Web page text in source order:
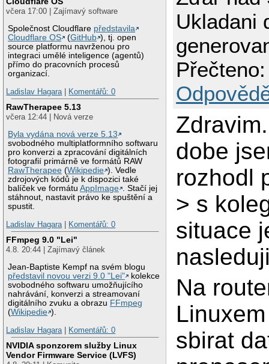
včera 17:00 | Zajímavý software
Společnost Cloudflare představila
Cloudflare OS
(GitHub ), tj. open
source platformu navrženou pro
integraci umělé inteligence (agentů)
přímo do pracovních procesů
organizací.
Ladislav Hagara
Komentářů: 0
RawTherapee 5.13
včera 12:44 | Nová verze
Byla vydána nová verze 5.13
svobodného multiplatformního softwaru
pro konverzi a zpracování digitálních
fotografií primárně ve formátů RAW
RawTherapee (Wikipedie ). Vedle
zdrojových kódů je k dispozici také
balíček ve formátuAppImage . Stačí jej
stáhnout, nastavit právo ke spuštění a
spustit.
Ladislav Hagara
Komentářů: 0
FFmpeg 9.0 "Lei"
4.8. 20:44 | Zajímavý článek
Jean-Baptiste Kempf na svém blogu
představil novou verzi 9.0 "Lei"
kolekce
svobodného softwaru umožňujícího
nahrávání, konverzi a streamovaní
digitálního zvuku a obrazu FFmpeg
(Wikipedie ).
Ladislav Hagara
Komentářů: 0
NVIDIA sponzorem služby Linux
Vendor Firmware Service (LVFS)
Ukladani
dobe
rozhodl
> s
situace
Na
sbirat